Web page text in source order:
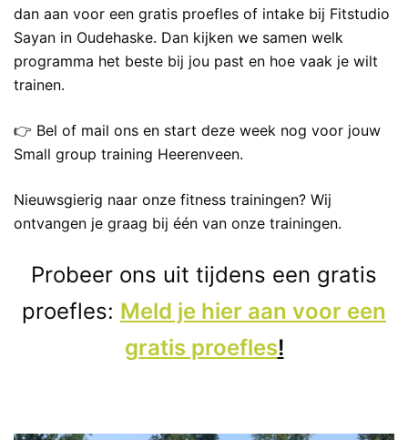
dan aan voor een gratis proefles of intake bij Fitstudio
Sayan in Oudehaske. Dan kijken we samen welk
programma het beste bij jou past en hoe vaak je wilt
trainen.
👉 Bel of mail ons en start deze week nog voor jouw
Small group training Heerenveen.
Nieuwsgierig naar onze fitness trainingen? Wij
ontvangen je graag bij één van onze trainingen.
Probeer ons uit tijdens een gratis
proefles: Meld je hier aan voor een
gratis proefles!